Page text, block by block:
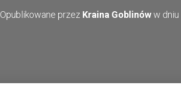
Opublikowane przez Kraina Goblinóww dniu